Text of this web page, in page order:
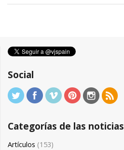
Social
Categorías de las noticias
Artículos (153)